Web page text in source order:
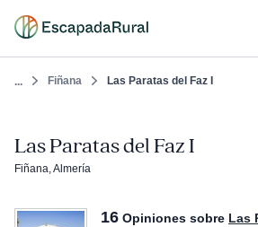
... Fiñana Las Paratas del Faz I
Las Paratas del Faz I
Fiñana, Almería
16 Opiniones sobre Las